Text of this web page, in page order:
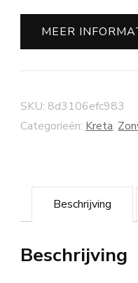
MEER
SKU: 8d3106efc983
Categorieën: Kreta,
Beschrijving
Beschrijving